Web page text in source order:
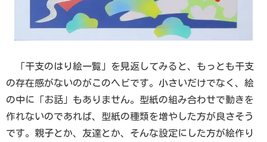
「干支のはり絵一覧」を見返してみると、もっとも干支
の存在感がないのがこのヘビです。小さいだけでなく、絵
の中に「お話」もありません。型紙の組み合わせで動きを
作れないのであれば、型紙の種類を増やした方が良さそう
です。親子とか、友達とか、そんな設定にした方が絵作り